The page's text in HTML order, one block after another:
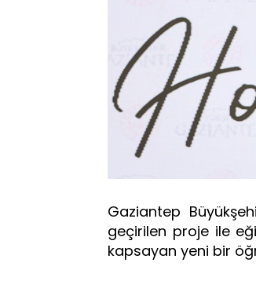
Gaziantep
geçirilen proje ile
kapsayan yeni bir